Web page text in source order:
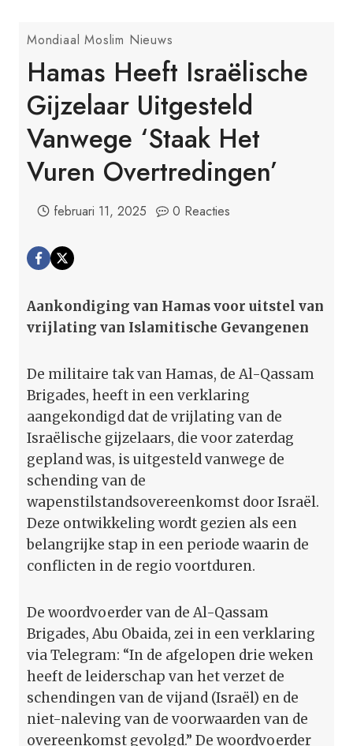
Mondiaal Moslim Nieuws
Hamas Heeft Israëlische
Gijzelaar Uitgesteld
Vanwege ‘staak Het
Vuren Overtredingen’
februari 11, 2025 0 Reacties
Aankondiging van Hamas voor uitstel van
vrijlating van Islamitische Gevangenen
De militaire tak van Hamas, de Al-Qassam
Brigades, heeft in een verklaring
aangekondigd dat de vrijlating van de
Israëlische gijzelaars, die voor zaterdag
gepland was, is uitgesteld vanwege de
schending van de
wapenstilstandsovereenkomst door Israël.
Deze ontwikkeling wordt gezien als een
belangrijke stap in een periode waarin de
conflicten in de regio voortduren.
De woordvoerder van de Al-Qassam
Brigades, Abu Obaida, zei in een verklaring
via Telegram: “In de afgelopen drie weken
heeft de leiderschap van het verzet de
schendingen van de vijand (Israël) en de
niet-naleving van de voorwaarden van de
overeenkomst gevolgd.” De woordvoerder